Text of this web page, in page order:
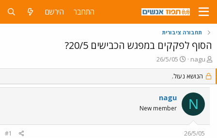
התחבר הירשם
תחבורה ציבורית
הסוף לפקקים במפגש הכבישים 20/5?
פ
ו
ת
ח
נ
nagu
פ
ו
ר
ס
ב
ת
26/5/05
הנושא נעול.
N
nagu
New member
26/5/05
#1